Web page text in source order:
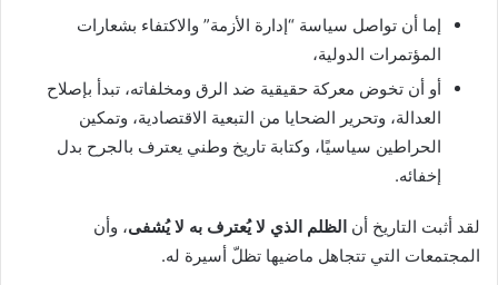
إما أن تواصل سياسة “إدارة الأزمة” والاكتفاء بشعارات
المؤتمرات الدولية،
أو أن تخوض معركة حقيقية ضد الرق ومخلفاته، تبدأ بإصلاح
العدالة، وتحرير الضحايا من التبعية الاقتصادية، وتمكين
الحراطين سياسيًا، وكتابة تاريخ وطني يعترف بالجرح بدل
إخفائه.
لقد أثبت التاريخ أن الظلم الذي لا يُعترف به لا يُشفى، وأن
المجتمعات التي تتجاهل ماضيها تظلّ أسيرة له.